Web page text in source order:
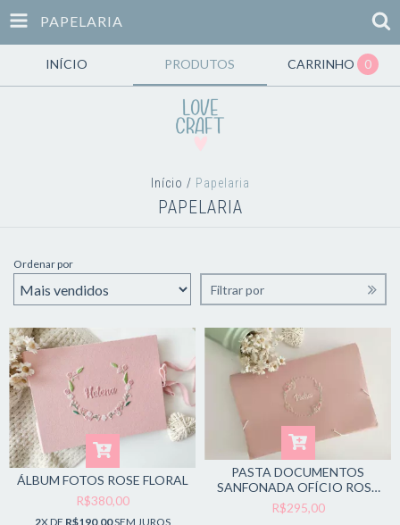
PAPELARIA
INÍCIO PRODUTOS CARRINHO 0
Início / Papelaria
PAPELARIA
Ordenar por
Filtrar por
ÁLBUM FOTOS ROSE FLORAL
R$380,00
2X DE R$190,00SEM JUROS
PASTA DOCUMENTOS
SANFONADA OFÍCIO ROSE
FLORAL II
R$295,00